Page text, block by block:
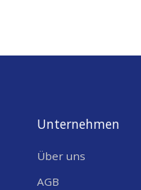
Unternehmen
Über uns
AGB